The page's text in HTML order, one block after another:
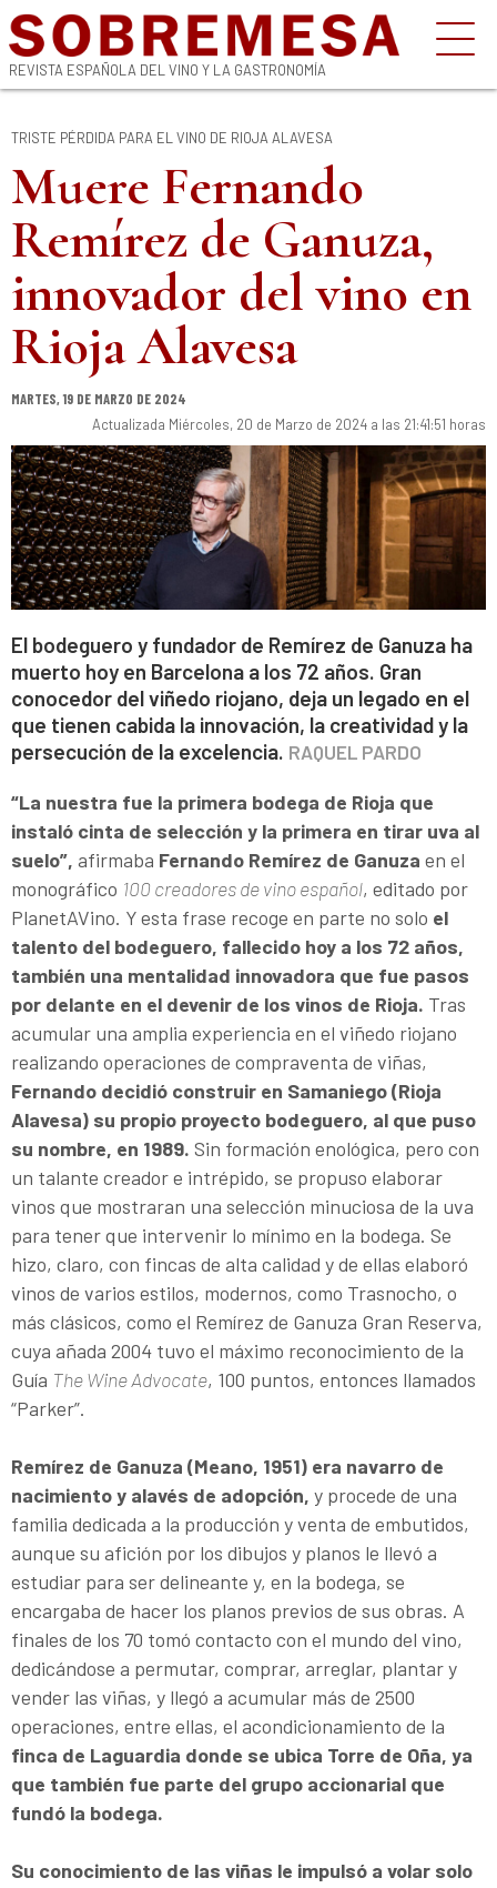
REVISTA ESPAÑOLA DEL VINO Y LA GASTRONOMÍA
TRISTE PÉRDIDA PARA EL VINO DE RIOJA ALAVESA
Muere Fernando
Remírez de Ganuza,
innovador del vino en
Rioja Alavesa
MARTES, 19 DE MARZO DE 2024
Actualizada Miércoles, 20 de Marzo de 2024 a las 21:41:51 horas
El bodeguero y fundador de Remírez de Ganuza ha
muerto hoy en Barcelona a los 72 años. Gran
conocedor del viñedo riojano, deja un legado en el
que tienen cabida la innovación, la creatividad y la
persecución de la excelencia. RAQUEL PARDO
“La nuestra fue la primera bodega de Rioja que
instaló cinta de selección y la primera en tirar uva al
suelo”, afirmaba Fernando Remírez de Ganuza en el
monográfico 100 creadores de vino español, editado por
PlanetAVino. Y esta frase recoge en parte no solo el
talento del bodeguero, fallecido hoy a los 72 años,
también una mentalidad innovadora que fue pasos
por delante en el devenir de los vinos de Rioja. Tras
acumular una amplia experiencia en el viñedo riojano
realizando operaciones de compraventa de viñas,
Fernando decidió construir en Samaniego (Rioja
Alavesa) su propio proyecto bodeguero, al que puso
su nombre, en 1989. Sin formación enológica, pero con
un talante creador e intrépido, se propuso elaborar
vinos que mostraran una selección minuciosa de la uva
para tener que intervenir lo mínimo en la bodega. Se
hizo, claro, con fincas de alta calidad y de ellas elaboró
vinos de varios estilos, modernos, como Trasnocho, o
más clásicos, como el Remírez de Ganuza Gran Reserva,
cuya añada 2004 tuvo el máximo reconocimiento de la
Guía The Wine Advocate, 100 puntos, entonces llamados
“Parker”.
Remírez de Ganuza (Meano, 1951) era navarro de
nacimiento y alavés de adopción, y procede de una
familia dedicada a la producción y venta de embutidos,
aunque su afición por los dibujos y planos le llevó a
estudiar para ser delineante y, en la bodega, se
encargaba de hacer los planos previos de sus obras. A
finales de los 70 tomó contacto con el mundo del vino,
dedicándose a permutar, comprar, arreglar, plantar y
vender las viñas, y llegó a acumular más de 2500
operaciones, entre ellas, el acondicionamiento de la
finca de Laguardia donde se ubica Torre de Oña, ya
que también fue parte del grupo accionarial que
fundó la bodega.
Su conocimiento de las viñas le impulsó a volar solo